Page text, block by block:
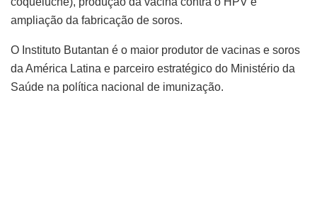
ampliação da fabricação de soros.
O Instituto Butantan é o maior produtor de vacinas e soros
da América Latina e parceiro estratégico do Ministério da
Saúde na política nacional de imunização.